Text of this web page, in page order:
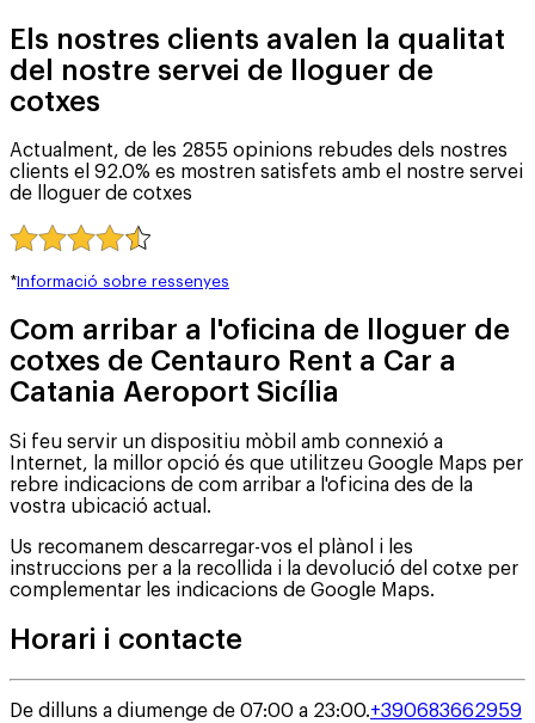
Els nostres clients avalen la qualitat
del nostre servei de lloguer de
cotxes
Actualment, de les 2855 opinions rebudes dels nostres
clients el 92.0% es mostren satisfets amb el nostre servei
de lloguer de cotxes
*Informació sobre ressenyes
Com arribar a l'oficina de lloguer de
cotxes de Centauro Rent a Car a
Catania Aeroport Sicília
Si feu servir un dispositiu mòbil amb connexió a
Internet, la millor opció és que utilitzeu Google Maps per
rebre indicacions de com arribar a l'oficina des de la
vostra ubicació actual.
Us recomanem descarregar-vos el plànol i les
instruccions per a la recollida i la devolució del cotxe per
complementar les indicacions de Google Maps.
Horari i contacte
De dilluns a diumenge de 07:00 a 23:00.+390683662959